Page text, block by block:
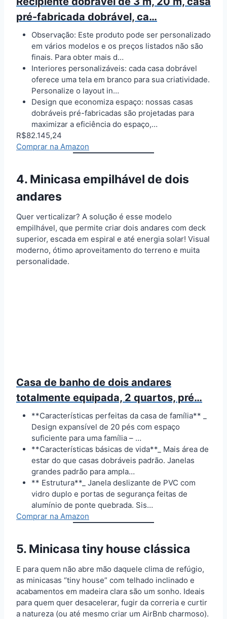
pré-fabricada dobrável, ca…
Observação: Este produto pode ser personalizado
em vários modelos e os preços listados não são
finais. Para obter mais d…
Interiores personalizáveis: cada casa dobrável
oferece uma tela em branco para sua criatividade.
Personalize o layout in…
Design que economiza espaço: nossas casas
dobráveis pré-fabricadas são projetadas para
maximizar a eficiência do espaço,…
R$82.145,24
Comprar na Amazon
4. Minicasa empilhável de dois
andares
Quer verticalizar? A solução é esse modelo
empilhável, que permite criar dois andares com deck
superior, escada em espiral e até energia solar! Visual
moderno, ótimo aproveitamento do terreno e muita
personalidade.
Casa de banho de dois andares
totalmente equipada, 2 quartos, pré…
**Características perfeitas da casa de família** _
Design expansível de 20 pés com espaço
suficiente para uma família – …
**Características básicas de vida**_ Mais área de
estar do que casas dobráveis padrão. Janelas
grandes padrão para ampla…
** Estrutura**_ Janela deslizante de PVC com
vidro duplo e portas de segurança feitas de
alumínio de ponte quebrada. Sis…
Comprar na Amazon
5. Minicasa tiny house clássica
E para quem não abre mão daquele clima de refúgio,
as minicasas “tiny house” com telhado inclinado e
acabamentos em madeira clara são um sonho. Ideais
para quem quer desacelerar, fugir da correria e curtir
a natureza (ou até mesmo criar um AirBnb charmoso).